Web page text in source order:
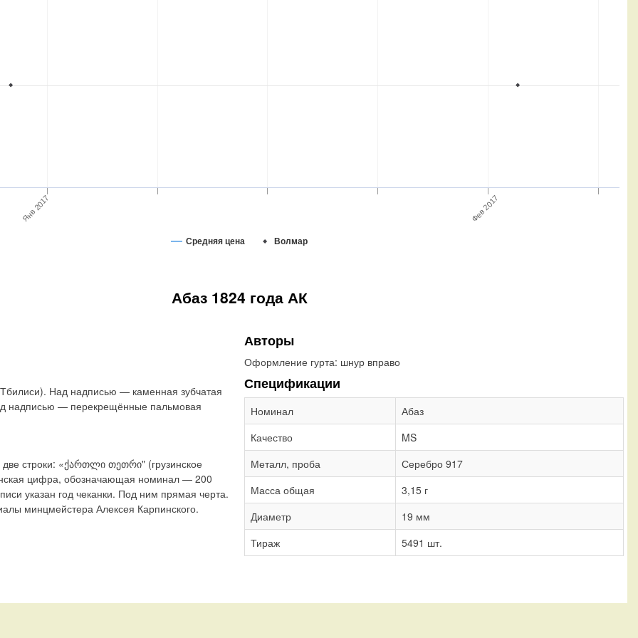
Средняя цена Волмар
Янв 2017 Фев 2017
Абаз 1824 года АК
Над надписью — каменная зубчатая
надписью — перекрещённые пальмовая
строки: «ქართლი თეთრი" (грузинское
цифра, обозначающая номинал — 200
указан год чеканки. Под ним прямая черта.
минцмейстера Алексея Карпинского.
Авторы
Оформление гурта: шнур вправо
Спецификации
Номинал
Абаз
Качество
MS
Металл, проба
Серебро 917
Масса общая
3,15 г
Диаметр
19 мм
Тираж
5491 шт.